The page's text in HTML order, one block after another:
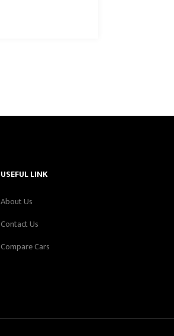
USEFUL LINK
About Us
Contact Us
Compare Cars